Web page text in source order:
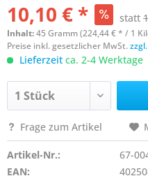
10,10 € * statt
Inhalt:45 Gramm (224,44 € * / 1
Preise inkl. gesetzlicher MwSt.
Lieferzeit ca. 2-4 Werktage
Frage zum Artikel
Artikel-Nr.:
67-
EAN: